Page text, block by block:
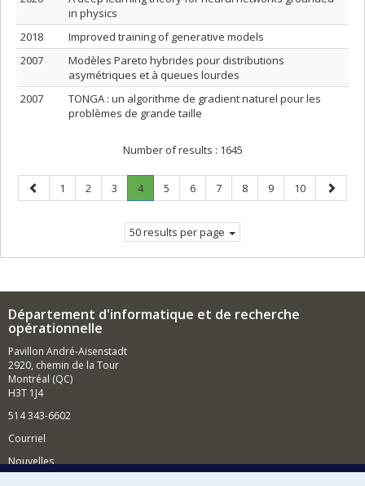
in physics
2018
Improved training of generative models
2007
Modèles Pareto hybrides pour distributions
asymétriques et à queues lourdes
2007
TONGA : un algorithme de gradient naturel pour les
problèmes de grande taille
Number of results : 1645
Previous
page
Page
1 Page
2 Page
3 Page
4.
Current
Page
5 Page
6 Page
7 Page
8 Page
9 Page
10
Next
page
50 results per page
Département d'informatique et de recherche
opérationnelle
Pavillon André-Aisenstadt
2920, chemin de la Tour
Montréal (QC)
H3T 1J4
514 343-6602
Courriel
Nouvelles